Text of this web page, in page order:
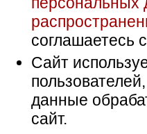
соглашаетесь с
Сайт
данные
сайт.